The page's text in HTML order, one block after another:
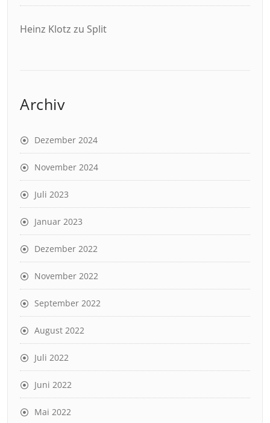
Heinz Klotz zu Split
Archiv
Dezember 2024
November 2024
Juli 2023
Januar 2023
Dezember 2022
November 2022
September 2022
August 2022
Juli 2022
Juni 2022
Mai 2022